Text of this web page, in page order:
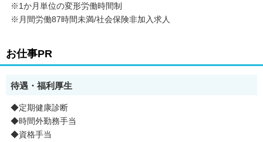
※1か月単位の変形労働時間制
※月間労働87時間未満/社会保険非加入求人
お仕事PR
待遇・福利厚生
◆定期健康診断
◆時間外勤務手当
◆資格手当